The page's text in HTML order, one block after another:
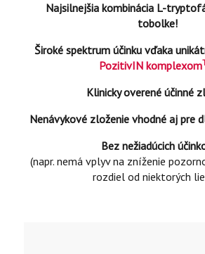
Najsilnejšia kombinácia L-
tobolke!
Široké spektrum účinku vďaka
PozitivIN komplexom
Klinicky overené účinné
Nenávykové zloženie vhodné aj pre
Bez nežiadúcich
(napr. nemá vplyv na zníženie
rozdiel od niektorých